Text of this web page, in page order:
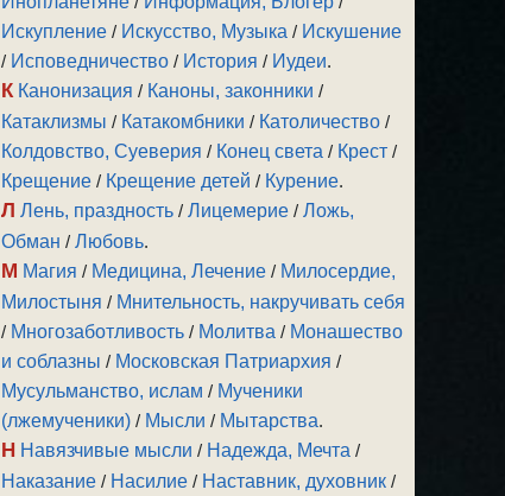
Искупление / Искусство, Музыка / Искушение
/ Исповедничество / История / Иудеи.
К Канонизация / Каноны, законники /
Катаклизмы / Катакомбники / Католичество /
Колдовство, Суеверия / Конец света / Крест /
Крещение / Крещение детей / Курение.
Л Лень, праздность /Лицемерие /Ложь,
Обман /Любовь.
М Магия / Медицина, Лечение / Милосердие,
Милостыня / Мнительность, накручивать себя
/ Многозаботливость / Молитва / Монашество
и соблазны / Московская Патриархия /
Мусульманство, ислам / Мученики
(лжемученики) / Мысли / Мытарства.
Н Навязчивые мысли / Надежда, Мечта /
Наказание / Насилие / Наставник, духовник /